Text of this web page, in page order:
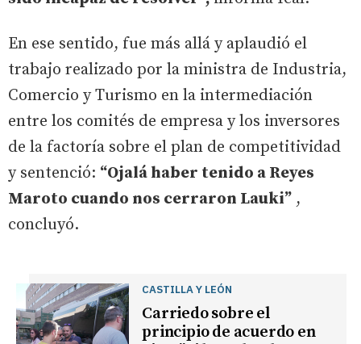
En ese sentido, fue más allá y aplaudió el
trabajo realizado por la ministra de Industria,
Comercio y Turismo en la intermediación
entre los comités de empresa y los inversores
de la factoría sobre el plan de competitividad
y sentenció: “Ojalá haber tenido a Reyes
Maroto cuando nos cerraron Lauki” ,
concluyó.
CASTILLA Y LEÓN
Carriedo sobre el
principio de acuerdo en